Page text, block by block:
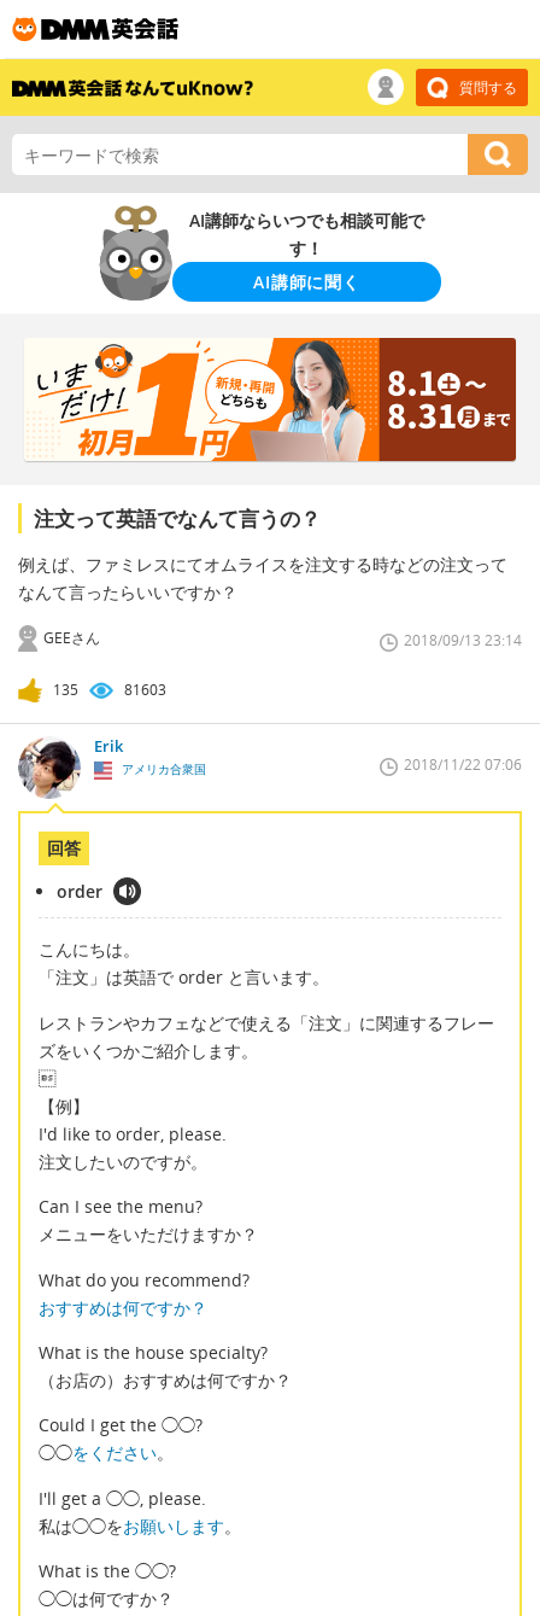
質問する
AI講師ならいつでも相談可能で
す！
AI講師に聞く
注文って英語でなんて言うの？
例えば、ファミレスにてオムライスを注文する時などの注文って
なんて言ったらいいですか？
GEEさん 2018/09/13 23:14
135 81603
Erik
アメリカ合衆国 2018/11/22 07:06
回答
order
こんにちは。
「注文」は英語で order と言います。
レストランやカフェなどで使える「注文」に関連するフレー
ズをいくつかご紹介します。

【例】
I'd like to order, please.
注文したいのですが。
Can I see the menu?
メニューをいただけますか？
What do you recommend?
おすすめは何ですか？
What is the house specialty?
（お店の）おすすめは何ですか？
Could I get the ◯◯?
◯◯をください。
I'll get a ◯◯, please.
私は◯◯をお願いします。
What is the ◯◯?
◯◯は何ですか？